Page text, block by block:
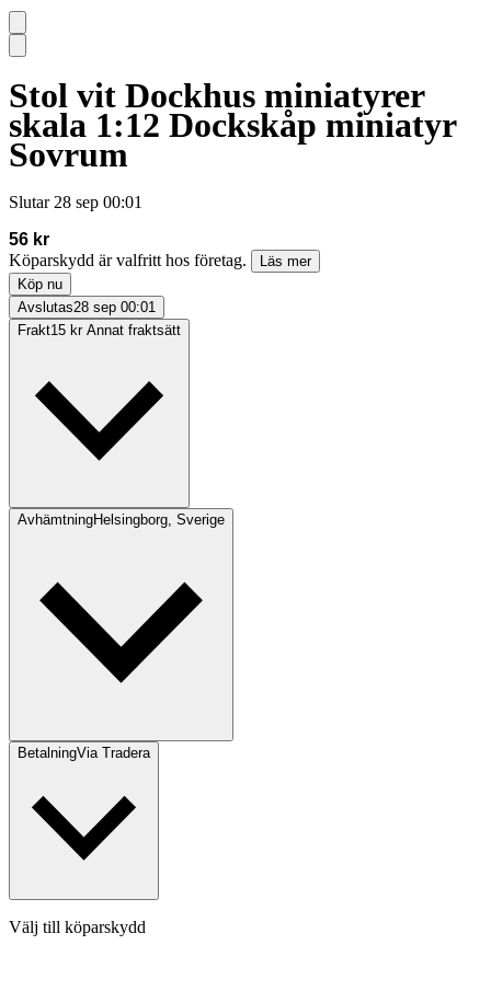
Stol vit Dockhus miniatyrer
skala 1:12 Dockskåp miniatyr
Sovrum
Slutar 28 sep 00:01
56 kr
Köparskydd är valfritt hos företag.
Läs mer
Köp nu
Avslutas28 sep 00:01
Frakt15 kr Annat fraktsätt
AvhämtningHelsingborg, Sverige
BetalningVia Tradera
Välj till köparskydd